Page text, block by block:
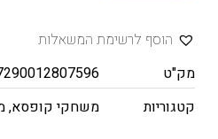
הוסף לרשימת המשאלות
מק"ט
קטגוריות
משחקי קופסא,